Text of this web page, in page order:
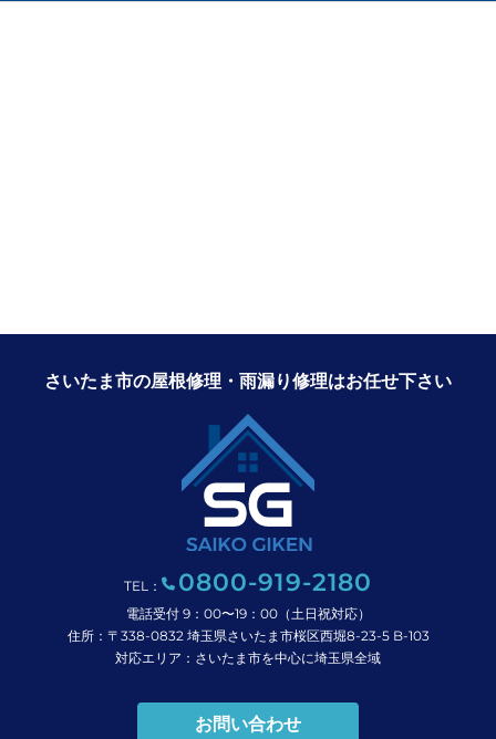
さいたま市の屋根修理・雨漏り修理はお任せ下さい
TEL： 0800-919-2180
電話受付 9：00〜19：00（土日祝対応）
住所：〒338-0832 埼玉県さいたま市桜区西堀8-23-5 B-103
対応エリア：さいたま市を中心に埼玉県全域
お問い合わせ